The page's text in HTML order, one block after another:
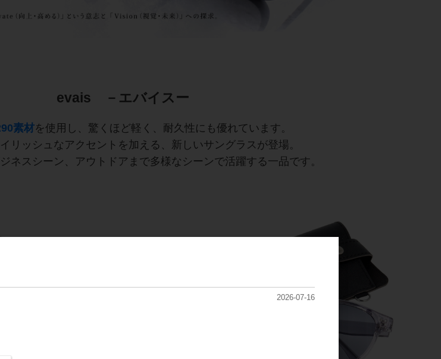
evais －エバイスー
素材を使用し、驚くほど軽く、耐久性にも優れています。
リッシュなアクセントを加える、新しいサングラスが登場。
ネスシーン、アウトドアまで多様なシーンで活躍する一品です。
2026-07-16